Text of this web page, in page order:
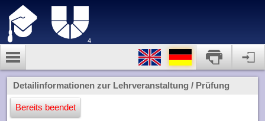
4
Detailinformationen zur Lehrveranstaltung / Prüfung
Bereits beendet